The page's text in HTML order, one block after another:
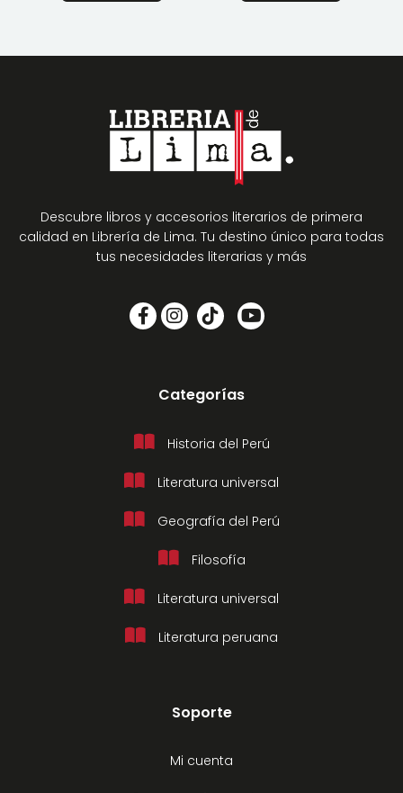
Descubre libros y accesorios literarios de primera
calidad en Librería de Lima. Tu destino único para todas
tus necesidades literarias y más
Categorías
Historia del Perú
Literatura universal
Geografía del Perú
Filosofía
Literatura universal
Literatura peruana
Soporte
Mi cuenta